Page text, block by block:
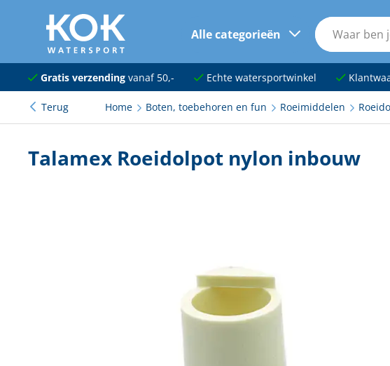
naar hoofdinhoud
Alle categorieën
Navigatie
Dekuitrusting
Gratis verzendingvanaf 50,- Echte watersportwinkel
Terug Home Boten, toebehoren en fun Roeimiddelen
Talamex Roeidolpot nylon inbouw